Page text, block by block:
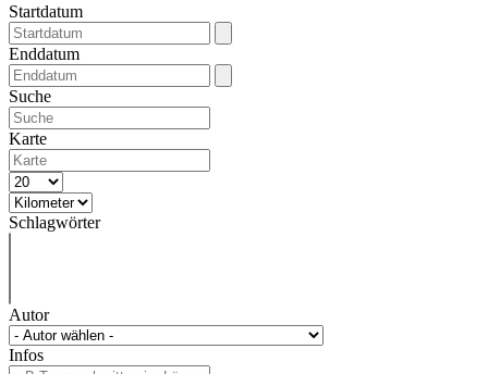
Startdatum
Enddatum
Suche
Karte
Schlagwörter
Autor
Infos